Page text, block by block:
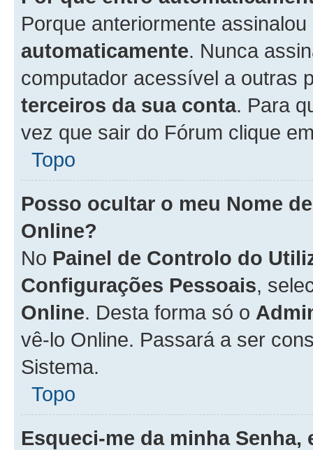
Porque anteriormente
automaticamente. Nunca
computador acessível a outras
terceiros da sua conta. Para
vez que sair do Fórum clique
Topo
Posso ocultar o meu Nome
Online?
No Painel de Controlo do
Configurações Pessoais,
Online. Desta forma só o
vê-lo Online. Passará a ser
Sistema.
Topo
Esqueci-me da minha Senha,